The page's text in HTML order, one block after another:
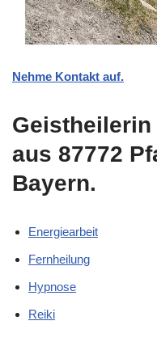
Nehme Kontakt auf.
aus 87772
Bayern.
Energiearbeit
Fernheilung
Hypnose
Reiki